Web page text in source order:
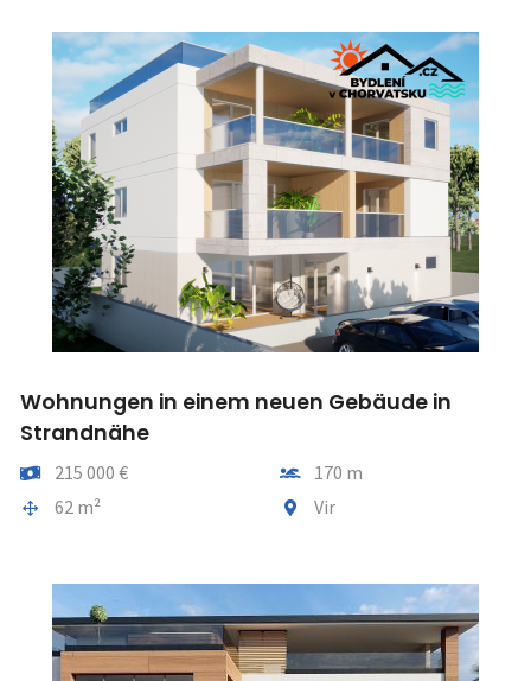
Wohnungen in einem neuen Gebäude in
Strandnähe
Preis215 000 € Entfernung vom meer
170 m
Gesamtfläche
62 m² Gemeindeteil
Vir